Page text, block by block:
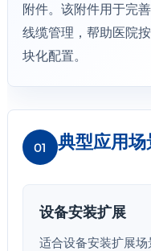
附件。该附件用于完
线缆管理，帮助医院
块化配置。
01 典型应用场
设备安装扩展
适合设备安装扩展